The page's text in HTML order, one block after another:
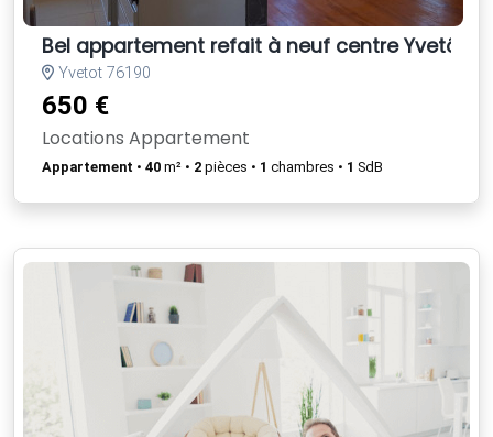
Bel appartement refait à neuf centre Yvetôt
Yvetot 76190
650 €
Locations Appartement
Appartement • 40 m² • 2 pièces • 1 chambres • 1 SdB